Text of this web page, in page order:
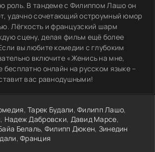
роль. В тандеме с Филиппом Лашо он
удачно сочетающий остроумный юмор
Лёгкость и французский шарм
сцену, делая фильм ещё более
вы любите комедии с глубоким
включите «Женись на мне,
бесплатно онлайн на русском языке –
вас равнодушными!
,Тарек Будали,Филипп Лашо,
, Надеж Дабровски, Давид Марсе,
Белаль, Филипп Дюкен, Зинедин
,Франция